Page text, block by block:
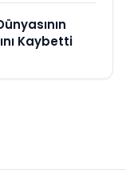
Kaybetti